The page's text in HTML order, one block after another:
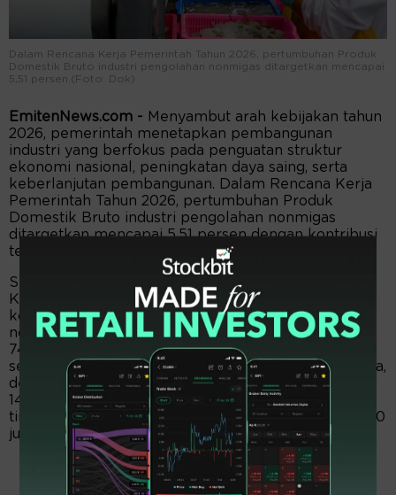
Dalam Rencana Kerja Pemerintah Tahun 2026, pertumbuhan Produk
Domestik Bruto industri pengolahan nonmigas ditargetkan mencapai
5,51 persen.(Foto: Dok)
EmitenNews.com - Menyambut arah kebijakan tahun
2026, pemerintah menetapkan pembangunan
industri yang berfokus pada penguatan struktur
ekonomi nasional, peningkatan daya saing, serta
keberlanjutan pembangunan. Dalam Rencana Kerja
Pemerintah Tahun 2026, pertumbuhan Produk
Domestik Bruto industri pengolahan nonmigas
ditargetkan mencapai 5,51 persen dengan kontribusi
terhadap PDB nasional sebesar 18,56 persen.
Sejalan dengan itu, berdasarkan Rencana Strategis
Kementerian Perindustrian Tahun 2025–2029,
kontribusi ekspor produk industri pengolahan
nonmigas pada tahun 2026 ditargetkan mencapai
74,85 persen. Sektor industri juga tetap diposisikan
sebagai penggerak utama penciptaan lapangan kerja,
dengan kontribusi penyerapan tenaga kerja sebesar
14,68 persen dari total tenaga kerja nasional serta
tingkat produktivitas tenaga kerja mencapai Rp126,20
juta per orang per tahun.